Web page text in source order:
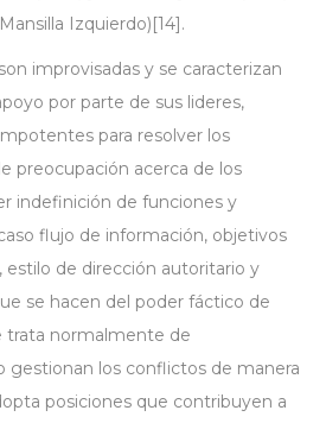
Izquierdo)[14].
improvisadas y se caracterizan
por parte de sus lideres,
para resolver los
preocupación acerca de los
indefinición de funciones y
flujo de información, objetivos
estilo de dirección autoritario y
se hacen del poder fáctico de
trata normalmente de
gestionan los conflictos de manera
posiciones que contribuyen a